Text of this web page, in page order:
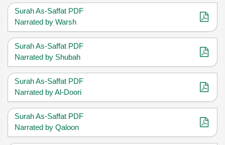
Surah As-Saffat PDF
Narrated by Warsh
Surah As-Saffat PDF
Narrated by Shubah
Surah As-Saffat PDF
Narrated by Al-Doori
Surah As-Saffat PDF
Narrated by Qaloon